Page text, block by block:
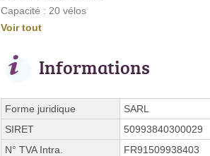
Capacité : 20 vélos
Voir tout
Informations
Forme juridique
SARL
SIRET
50993840300029
N° TVA Intra.
FR91509938403